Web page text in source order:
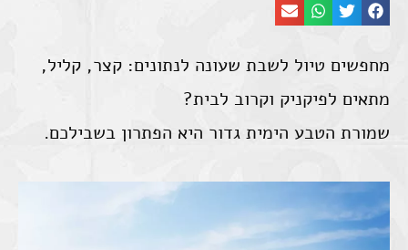
מחפשים טיול לשבת שעונה לנתונים: קצר, קליל,
מתאים לפיקניק וקרוב לבית?
שמורת הטבע הימית גדור היא הפתרון בשבילכם.